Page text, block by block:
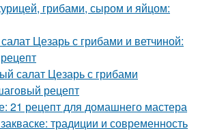
грибами, сыром и яйцом:
Цезарь с грибами и ветчиной:
салат Цезарь с грибами
рецепт
21 рецепт для домашнего мастера
традиции и современность